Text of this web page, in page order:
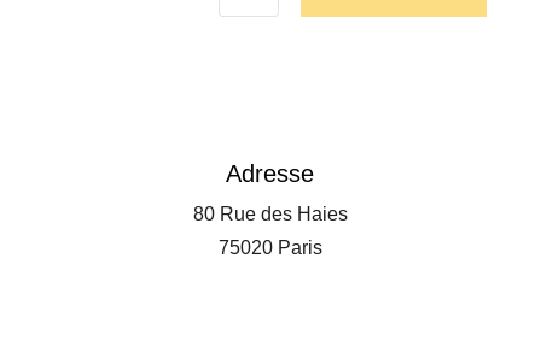
Adresse
80 Rue des Haies
75020 Paris